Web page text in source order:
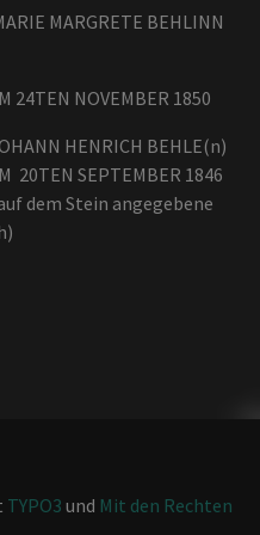
MARGRETE BEHLINN
24TEN NOVEMBER 1850
HENRICH BEHLE(n)
20TEN SEPTEMBER 1846
dem Stein angegebene
TYPO3 und Mit den Rechten